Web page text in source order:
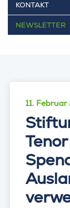
KONTAKT
NEWSLETTER
11.